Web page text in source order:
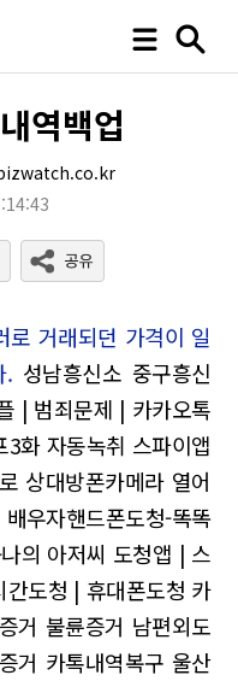
역백업
로 거래되던 가격이 일
. 성남흥신소 중구흥신
| 범죄문제 | 카카오톡
3화 자동녹취 스파이앱
상대방폰카메라 열어
우자핸드폰도청-똑똑
의 아저씨 도청앱 | 스
도청 | 휴대폰도청 카
거 불륜증거 남편외도
거 카톡내역복구 울산